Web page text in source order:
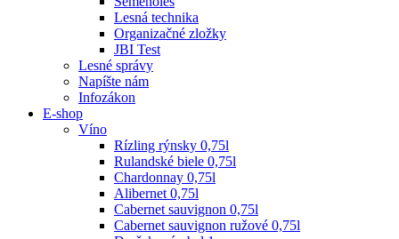
Lesná technika
Organizačné zložky
JBI Test
Lesné správy
Napíšte nám
Infozákon
E-shop
Víno
Rízling rýnsky 0,75l
Rulandské biele 0,75l
Chardonnay 0,75l
Alibernet 0,75l
Cabernet sauvignon 0,75l
Cabernet sauvignon ružové 0,75l